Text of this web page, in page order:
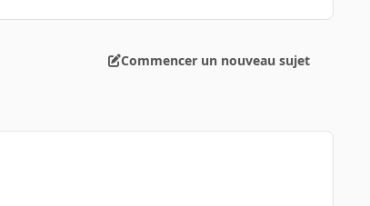
Commencer un nouveau sujet